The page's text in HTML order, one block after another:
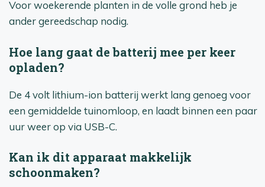
Voor woekerende planten in de volle grond heb je
ander gereedschap nodig.
Hoe lang gaat de batterij mee per keer
opladen?
De 4 volt lithium-ion batterij werkt lang genoeg voor
een gemiddelde tuinomloop, en laadt binnen een paar
uur weer op via USB-C.
Kan ik dit apparaat makkelijk
schoonmaken?